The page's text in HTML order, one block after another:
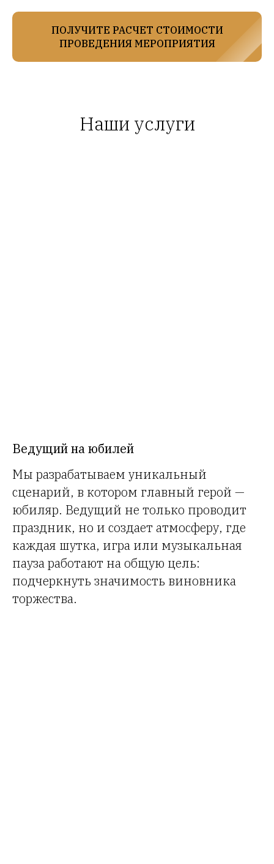
ПОЛУЧИТЕ РАСЧЕТ СТОИМОСТИ
ПРОВЕДЕНИЯ МЕРОПРИЯТИЯ
Наши услуги
Ведущий на юбилей
Мы разрабатываем уникальный
сценарий, в котором главный герой —
юбиляр. Ведущий не только проводит
праздник, но и создает атмосферу, где
каждая шутка, игра или музыкальная
пауза работают на общую цель:
подчеркнуть значимость виновника
торжества.